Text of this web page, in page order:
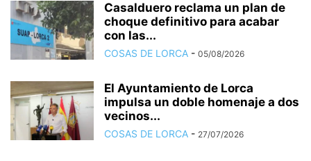
Casalduero reclama un plan de
choque definitivo para acabar
con las...
COSAS DE LORCA - 05/08/2026
El Ayuntamiento de Lorca
impulsa un doble homenaje a dos
vecinos...
COSAS DE LORCA - 27/07/2026